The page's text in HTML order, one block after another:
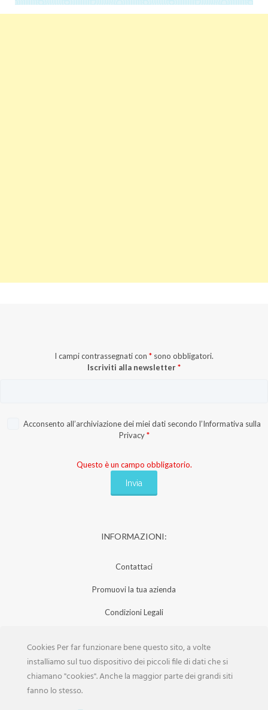
I campi contrassegnati con * sono obbligatori.
Iscriviti alla newsletter*
Acconsento all’archiviazione dei miei dati secondo l’Informativa sulla
Privacy *
Questo è un campo obbligatorio.
INFORMAZIONI:
Contattaci
Promuovi la tua azienda
Condizioni Legali
Iscrizione Aziende
Scarica la Rivista
Cookies Per far funzionare bene questo sito, a volte
installiamo sul tuo dispositivo dei piccoli file di dati che si
chiamano "cookies". Anche la maggior parte dei grandi siti
fanno lo stesso.